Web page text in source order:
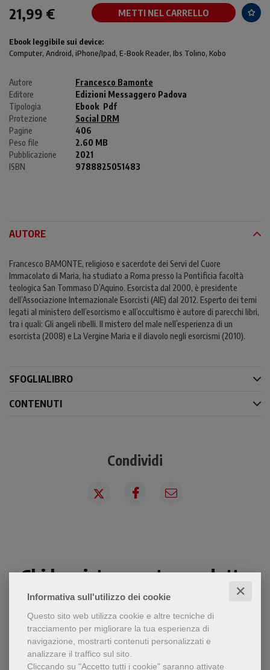
Informativa sull'utilizzo dei cookie ✕
Questo sito web utilizza cookie e altre tecniche di
tracciamento per migliorare la tua esperienza di
navigazione, mostrarti contenuti personalizzati e
analizzare il traffico sul sito.
Cliccando su "Accetto tutti i cookie" saranno attivate
21,99 € METTI NEL CARRELLO
Ebook leggibile sui device:
Computer, Android, iPhone/Ipad, E-Book Reader, Ibs Tolino, Kobo
Autore
Francesco Bamonte
Editore
Edizioni Messaggero Padova
Tipologia
Ebook Pdf
Protezione
Social DRM
Pagine
406
Peso file
2.60 MB
Pubblicazione
2021
ISBN
9788825051483
AUTORE
Francesco BAMONTE, religioso e sacerdote dei Servi del Cuore
Immacolato di Maria, ha studiato a Roma presso la Pontificia facoltà
teologica San Tommaso D’Aquino. Esorcista dal 2000, è presidente
dell’Associazione Internazionale Esorcisti (AIE) dal 2012. Esperto dei temi
legati al ministero dell’esorcismo e all’occultismo è autore di parecchi libri,
tra i quali: Gli angeli ribelli. Il mistero del male nell’esperienza di un
esorcista (2008) e La Vergine Maria e il diavolo negli esorcismi (2010).
SFOGLIALIBRO
CONTENUTI
Condividi
Chi ha visto questo prodotto
ha visto anche...